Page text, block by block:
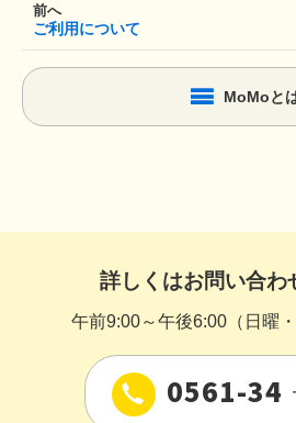
前へ
ご利用について
MoMoと
詳しくはお問い合わ
午前9:00～午後6:00（日曜
0561-